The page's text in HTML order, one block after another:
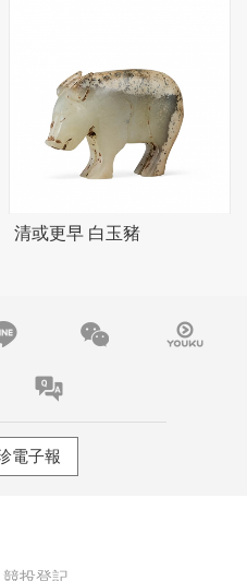
清或更早 白玉豬
電子報